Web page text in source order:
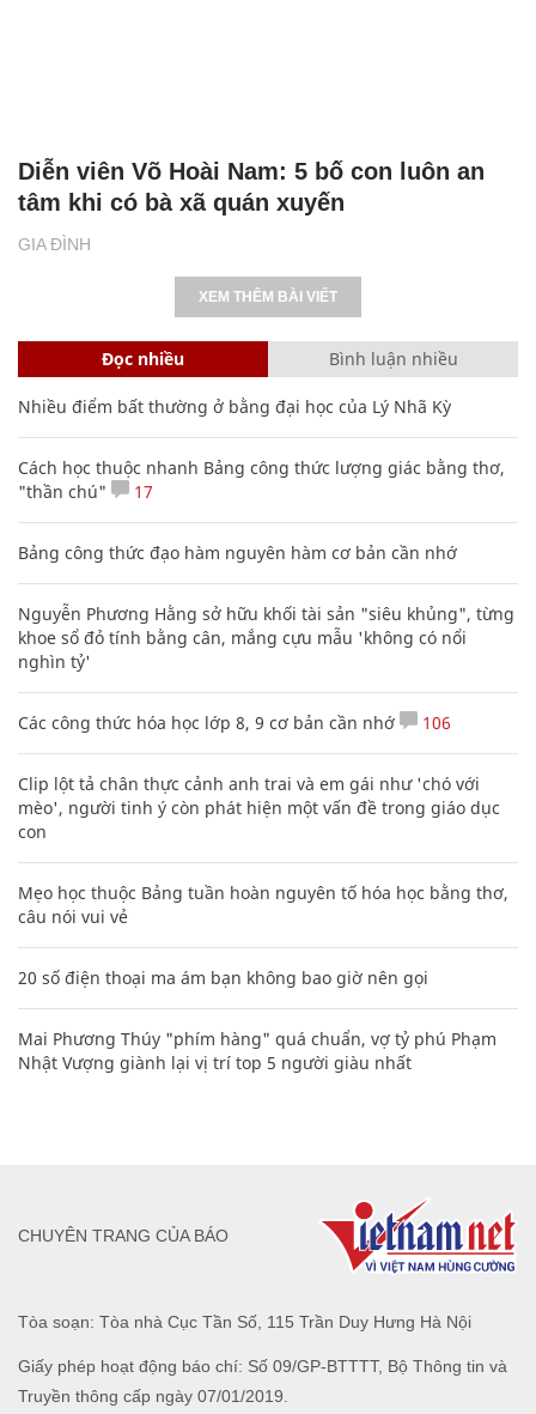
GIA ĐÌNH
Diễn viên Võ Hoài Nam: 5 bố con luôn an
tâm khi có bà xã quán xuyến
XEM THÊM BÀI VIẾT
Đọc nhiều Bình luận nhiều
Nhiều điểm bất thường ở bằng đại học của Lý Nhã Kỳ
Cách học thuộc nhanh Bảng công thức lượng giác bằng thơ,
"thần chú"
17
Bảng công thức đạo hàm nguyên hàm cơ bản cần nhớ
Nguyễn Phương Hằng sở hữu khối tài sản "siêu khủng", từng
khoe sổ đỏ tính bằng cân, mắng cựu mẫu 'không có nổi
nghìn tỷ'
Các công thức hóa học lớp 8, 9 cơ bản cần nhớ 106
Clip lột tả chân thực cảnh anh trai và em gái như 'chó với
mèo', người tinh ý còn phát hiện một vấn đề trong giáo dục
con
Mẹo học thuộc Bảng tuần hoàn nguyên tố hóa học bằng thơ,
câu nói vui vẻ
20 số điện thoại ma ám bạn không bao giờ nên gọi
Mai Phương Thúy "phím hàng" quá chuẩn, vợ tỷ phú Phạm
Nhật Vượng giành lại vị trí top 5 người giàu nhất
Tòa soạn: Tòa nhà Cục Tần Số, 115 Trần Duy Hưng Hà Nội
Giấy phép hoạt động báo chí: Số 09/GP-BTTTT, Bộ Thông tin và
Truyền thông cấp ngày 07/01/2019.
CHUYÊN TRANG CỦA BÁO